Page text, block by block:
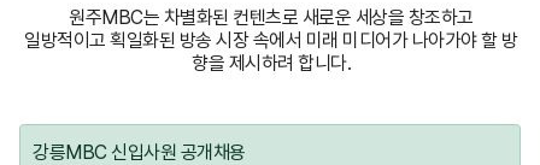
원주MBC는 차별화된 컨텐츠로 새로운 세상을 창조하고
일방적이고 획일화된 방송 시장 속에서 미래 미디어가 나아가야 할 방
향을 제시하려 합니다.
강릉MBC 신입사원 공개채용